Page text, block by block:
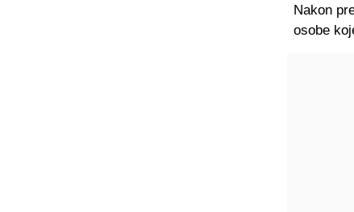
Nakon
osobe